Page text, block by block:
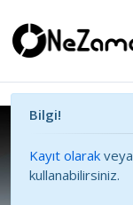
Bilgi!
Kayıt olarak veya
kullanabilirsiniz.